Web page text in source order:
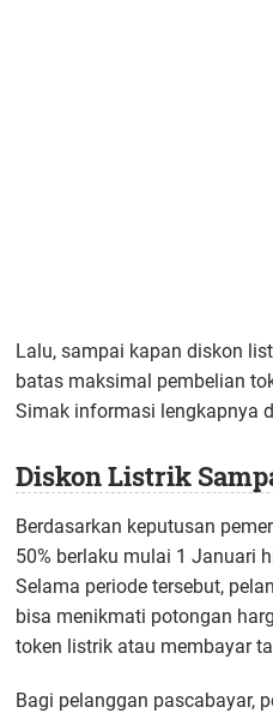
Lalu, sampai kapan diskon
batas maksimal pembelian
Simak informasi lengkapnya
Diskon Listrik
Berdasarkan keputusan
50% berlaku mulai 1 Januari
Selama periode tersebut,
bisa menikmati potongan
token listrik atau membayar
Bagi pelanggan pascabayar,